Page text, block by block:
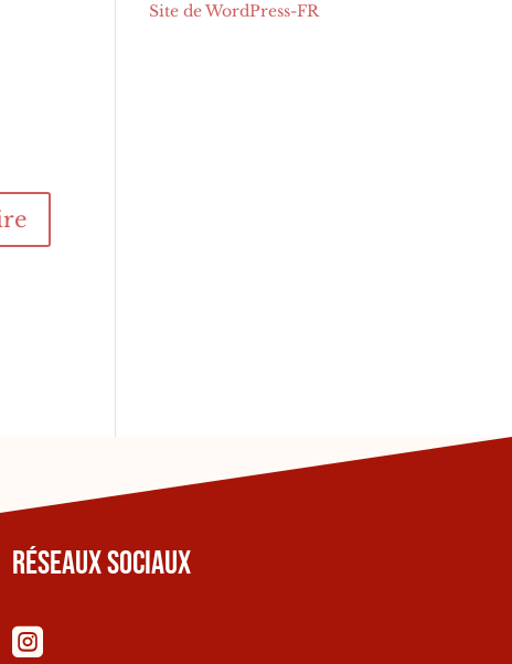
Site de WordPress-FR
Réseaux sociaux
